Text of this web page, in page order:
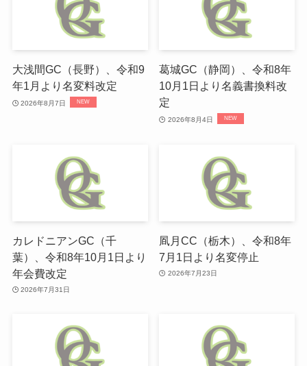
大浅間GC（長野）、令和9
年1月より名変料改定
2026年8月7日
葛城GC（静岡）、令和8年
10月1日より名義書換料改
定
2026年8月4日
カレドニアンGC（千
葉）、令和8年10月1日より
年会費改定
2026年7月31日
凮月CC（栃木）、令和8年
7月1日より名変停止
2026年7月23日